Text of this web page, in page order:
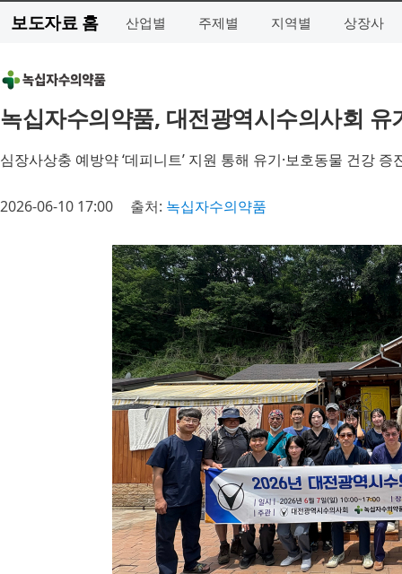
보도자료 홈 산업별 주제별 지역별 상장사
녹십자수의약품, 대전광역시수의사회 유
심장사상충 예방약 ‘데피니트’ 지원 통해 유기·보호동물 건강 증
2026-06-10 17:00 출처: 녹십자수의약품